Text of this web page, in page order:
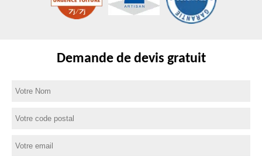
Demande de devis gratuit